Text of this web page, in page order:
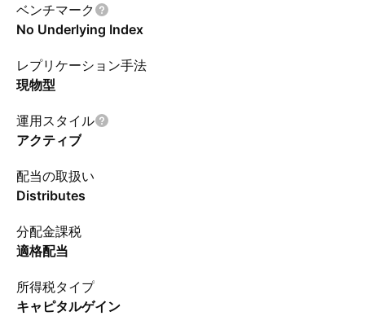
ベンチマーク
No Underlying Index
レプリケーション手法
現物型
運用スタイル
アクティブ
配当の取扱い
Distributes
分配金課税
適格配当
所得税タイプ
キャピタルゲイン